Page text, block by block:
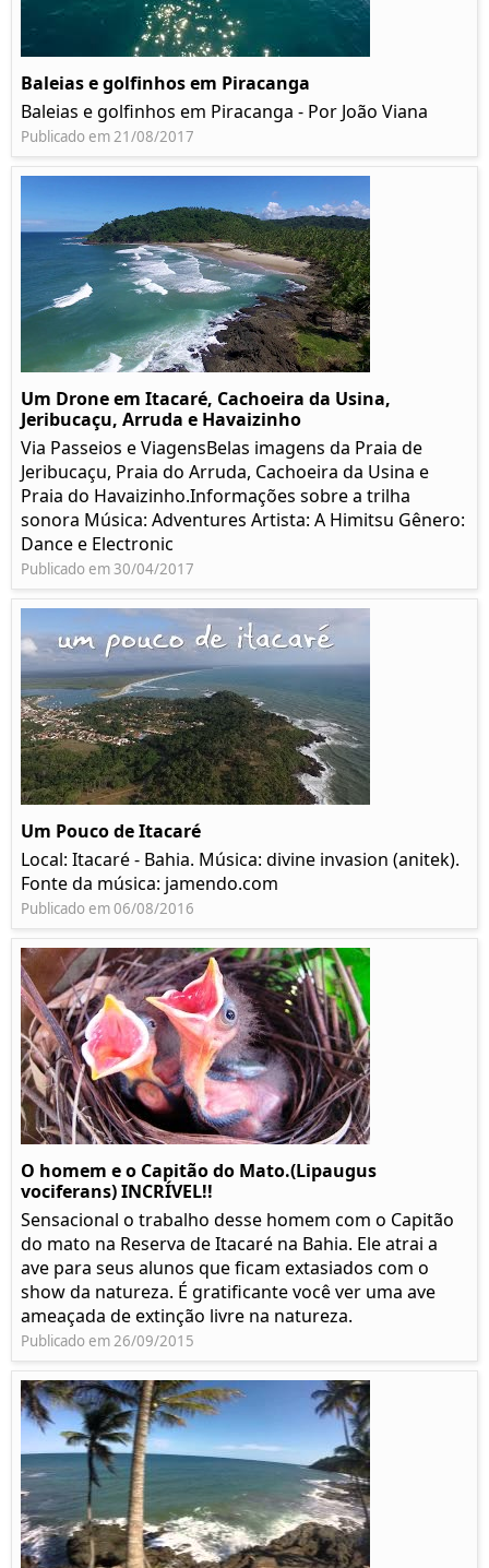
Baleias e golfinhos em Piracanga
Baleias e golfinhos em Piracanga - Por João Viana
Publicado em 21/08/2017
Um Drone em Itacaré, Cachoeira da Usina,
Jeribucaçu, Arruda e Havaizinho
Via Passeios e ViagensBelas imagens da Praia de
Jeribucaçu, Praia do Arruda, Cachoeira da Usina e
Praia do Havaizinho.Informações sobre a trilha
sonora Música: Adventures Artista: A Himitsu Gênero:
Dance e Electronic
Publicado em 30/04/2017
Um Pouco de Itacaré
Local: Itacaré - Bahia. Música: divine invasion (anitek).
Fonte da música: jamendo.com
Publicado em 06/08/2016
O homem e o Capitão do Mato.(Lipaugus
vociferans) INCRÍVEL!!
Sensacional o trabalho desse homem com o Capitão
do mato na Reserva de Itacaré na Bahia. Ele atrai a
ave para seus alunos que ficam extasiados com o
show da natureza. É gratificante você ver uma ave
ameaçada de extinção livre na natureza.
Publicado em 26/09/2015